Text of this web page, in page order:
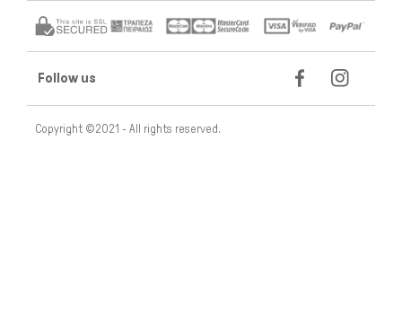
Follow us
Copyright ©2021 - All rights reserved.